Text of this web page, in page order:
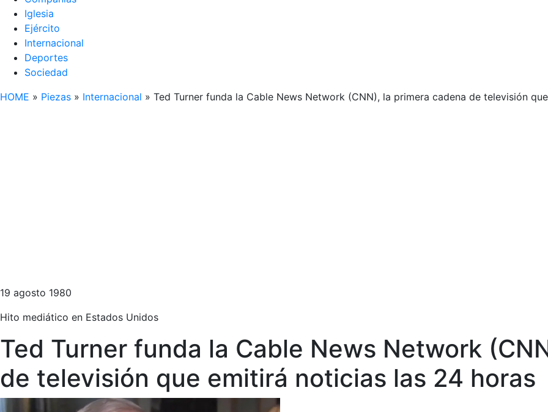
Iglesia
Ejército
Internacional
Deportes
Sociedad
HOME » Piezas » Internacional » Ted Turner funda la Cable News Network (CNN), la primera cadena de televisión
19 agosto 1980
Hito mediático en Estados Unidos
Ted Turner funda la Cable News Network
de televisión que emitirá noticias las 24 horas